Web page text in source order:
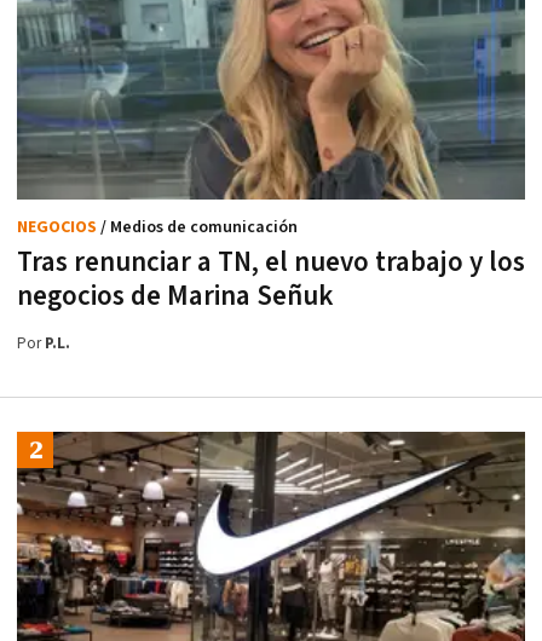
Tras renunciar a TN, el nuevo trabajo y los
negocios de Marina Señuk
NEGOCIOS / Medios de comunicación
PorP.L.